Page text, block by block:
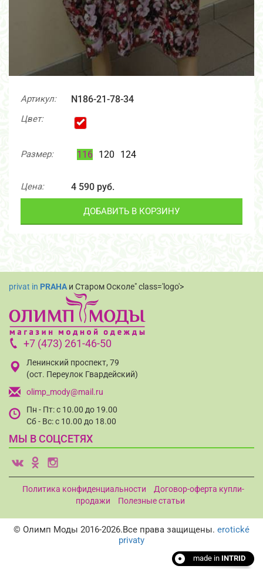
Артикул: N186-21-78-34
Цвет:
Размер: 116 120 124
Цена: 4 590 руб.
ДОБАВИТЬ В КОРЗИНУ
privat in PRAHA и Старом Осколе" class='logo'>
+7 (473) 261-46-50
Ленинский проспект, 79
(ост. Переулок Гвардейский)
olimp_mody@mail.ru
Пн - Пт: с 10.00 до 19.00
Сб - Вс: с 10.00 до 18.00
МЫ В СОЦСЕТЯХ
v o i
Политика конфиденциальности
Договор-оферта купли-
продажи
Полезные статьи
© Олимп Моды 2016-2026.Все права защищены. erotické
privaty
made in INTRID